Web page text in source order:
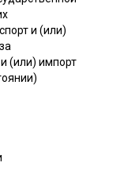
и (или)
(или) импорт